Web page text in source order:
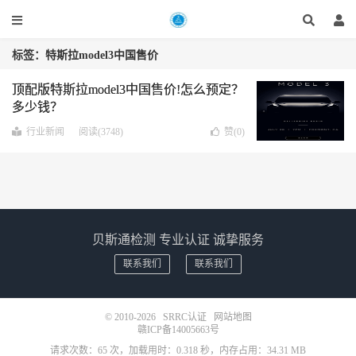
标签：特斯拉model3中国售价
顶配版特斯拉model3中国售价!怎么预定？
多少钱？
行业新闻 阅读(3748) 赞(0)
贝斯通检测 专业认证 诚挚服务
联系我们 联系我们
© 2010-2026 SRRC认证
网站地图
赣ICP备14005663号
请求次数：65 次，加载用时：0.318 秒，内存占用：34.31 MB